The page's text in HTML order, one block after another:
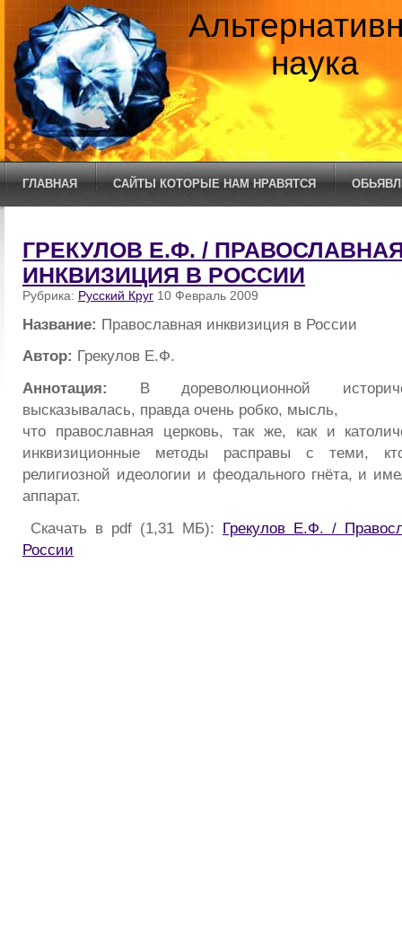
наука
ГЛАВНАЯ САЙТЫ КОТОРЫЕ НАМ НРАВЯТСЯ
ГРЕКУЛОВ Е.Ф. /
ИНКВИЗИЦИЯ В РОССИИ
Рубрика: Русский Круг 10 Февраль 2009
Название: Православная инквизиция в России
Автор: Грекулов Е.Ф.
Аннотация: В дореволюционной
высказывалась, правда очень робко, мысль,
что православная церковь, так же, как и
инквизиционные методы расправы с теми,
религиозной идеологии и феодального гнёта, и
аппарат.
Скачать в pdf (1,31 МБ): Грекулов Е.Ф. /
России